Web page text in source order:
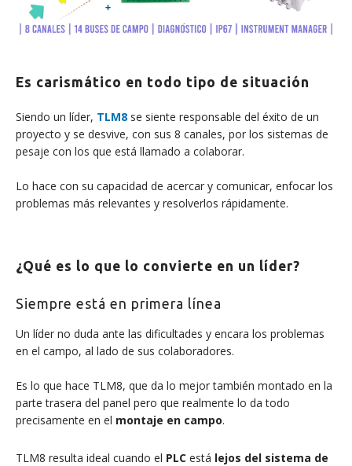
Es carismático en todo tipo de situación
Siendo un líder, TLM8 se siente responsable del éxito de un
proyecto y se desvive, con sus 8 canales, por los sistemas de
pesaje con los que está llamado a colaborar.
Lo hace con su capacidad de acercar y comunicar, enfocar los
problemas más relevantes y resolverlos rápidamente.
¿Qué es lo que lo convierte en un líder?
Siempre está en primera línea
Un líder no duda ante las dificultades y encara los problemas
en el campo, al lado de sus colaboradores.
Es lo que hace TLM8, que da lo mejor también montado en la
parte trasera del panel pero que realmente lo da todo
precisamente en el montaje en campo.
TLM8 resulta ideal cuando el PLC está lejos del sistema de